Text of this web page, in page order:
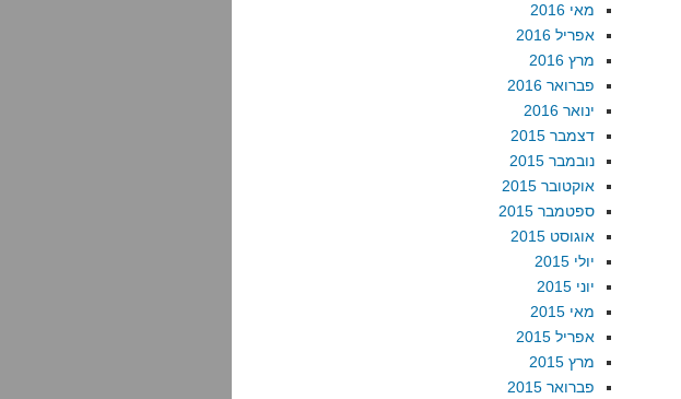
מאי 2016
אפריל 2016
מרץ 2016
פברואר 2016
ינואר 2016
דצמבר 2015
נובמבר 2015
אוקטובר 2015
ספטמבר 2015
אוגוסט 2015
יולי 2015
יוני 2015
מאי 2015
אפריל 2015
מרץ 2015
פברואר 2015